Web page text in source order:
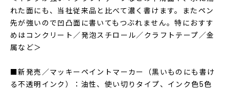
れた面にも、当社従来品と比べて濃く書けます。またペン
先が強いので凹凸面に書いてもつぶれません。特におすす
めはコンクリート／発泡スチロール／クラフトテープ／金
属など＞
■新発売／マッキーペイントマーカー（黒いものにも書け
る不透明インク）：油性、使い切りタイプ、インク色5色